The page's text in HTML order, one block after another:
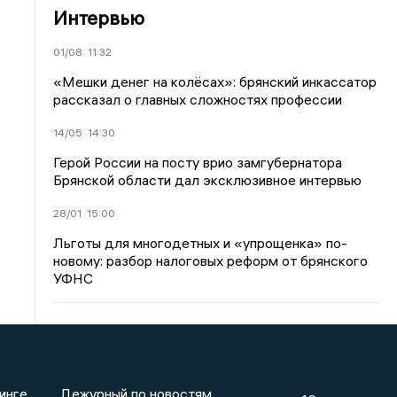
Интервью
01/08 11:32
«Мешки денег на колёсах»: брянский инкассатор
рассказал о главных сложностях профессии
14/05 14:30
Герой России на посту врио замгубернатора
Брянской области дал эксклюзивное интервью
28/01 15:00
Льготы для многодетных и «упрощенка» по-
новому: разбор налоговых реформ от брянского
УФНС
Дежурный по новостям